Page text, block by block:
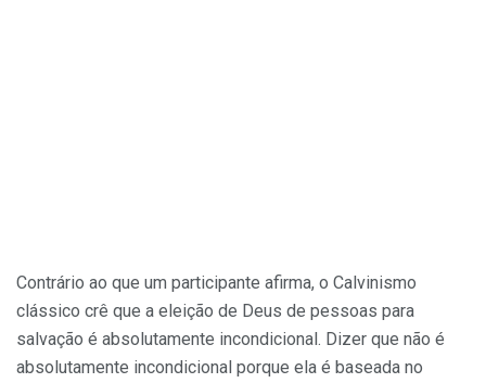
Contrário ao que um participante afirma, o Calvinismo
clássico crê que a eleição de Deus de pessoas para
salvação é absolutamente incondicional. Dizer que não é
absolutamente incondicional porque ela é baseada no